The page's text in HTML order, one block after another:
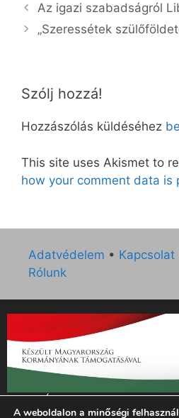
Az igazi szabadságról
„Szeressétek
Szólj hozzá!
Hozzászólás küldéséhez
This site uses Akismet to
how your comment data is
Adatvédelem • Kapcsolat
Rólunk
„Az Új Ember katolikus hetilap
A weboldalon a minőségi